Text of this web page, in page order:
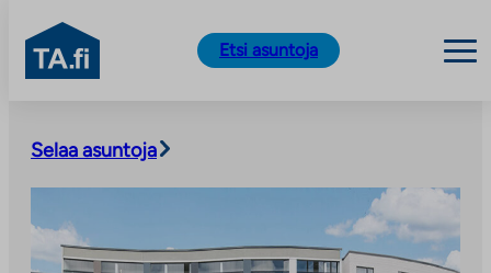
sisältöön
TA.fi
Etsi asuntoja
Selaa asuntoja